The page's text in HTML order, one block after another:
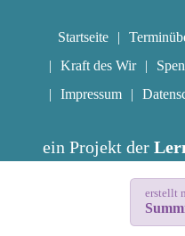
Startseite
Kraft des Wir
Impressum
ein Projekt der
erstellt